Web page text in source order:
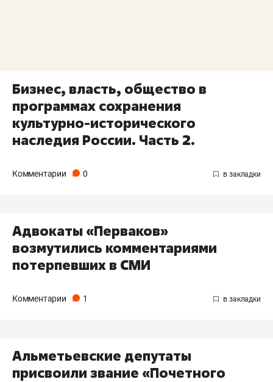
Бизнес, власть, общество в
программах сохранения
культурно-исторического
наследия России. Часть 2.
Комментарии 0
Адвокаты «Перваков»
возмутились комментариями
потерпевших в СМИ
Комментарии 1
Альметьевские депутаты
присвоили звание «Почетного